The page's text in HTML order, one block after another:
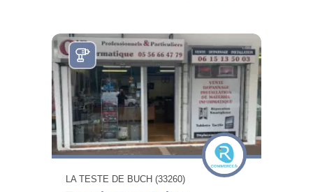
LA TESTE DE BUCH (33260)